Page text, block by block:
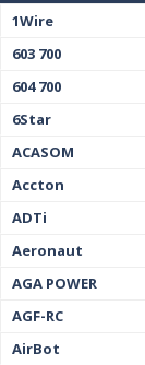
1Wire
603 700
604 700
6Star
ACASOM
Accton
ADTi
Aeronaut
AGA POWER
AGF-RC
AirBot